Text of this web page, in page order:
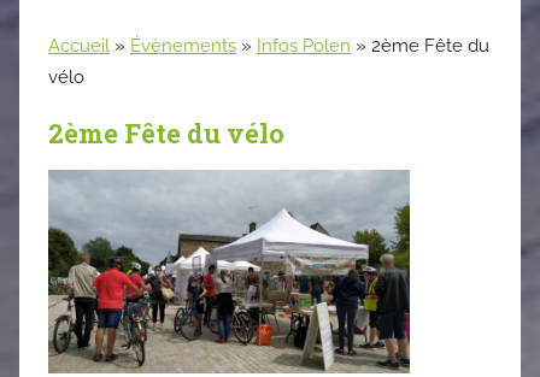
Accueil » Évènements » Infos Polen » 2ème Fête du
vélo
2ème Fête du vélo